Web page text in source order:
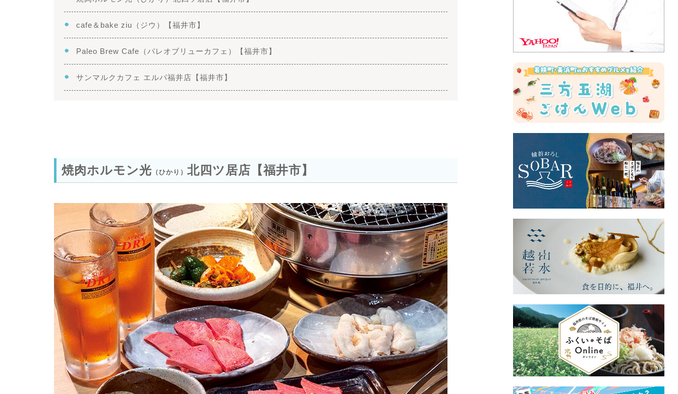
cafe＆bake ziu（ジウ）【福井市】
Paleo Brew Cafe（パレオブリューカフェ）【福井市】
サンマルクカフェ エルパ福井店【福井市】
焼肉ホルモン光 （ひかり） 北四ツ居店【福井市】